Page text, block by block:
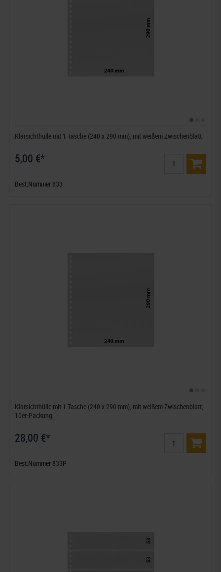
Klarsichthülle mit 1 Tasche (240 x 290 mm), mit weißem Zwischenblatt
5,00 €*
Best.Nummer 833
Klarsichthülle mit 1 Tasche (240 x 290 mm), mit weißem Zwischenblatt,
10er-Packung
28,00 €*
Best.Nummer 833P